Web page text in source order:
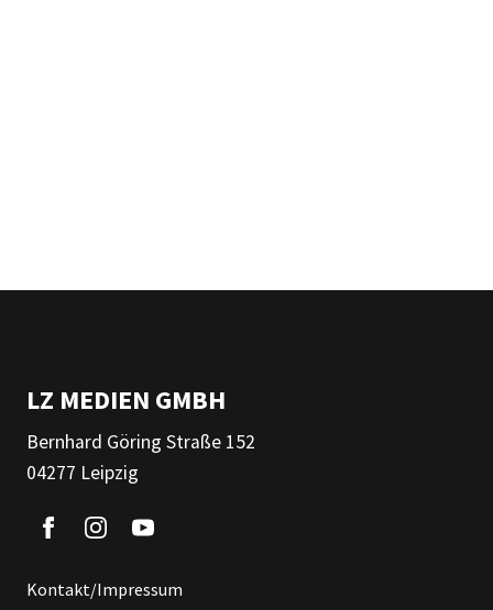
LZ MEDIEN GMBH
Bernhard Göring Straße 152
04277 Leipzig
Kontakt/Impressum